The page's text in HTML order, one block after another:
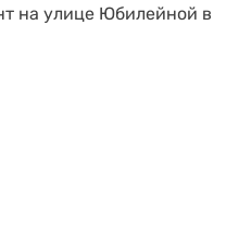
на улице Юбилейной в